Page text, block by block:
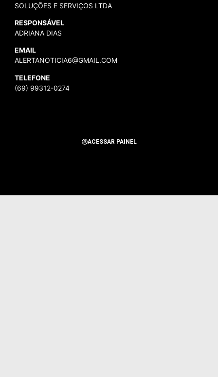
SOLUÇÕES E SERVIÇOS LTDA
RESPONSÁVEL
ADRIANA DIAS
EMAIL
ALERTANOTICIA6@GMAIL.COM
TELEFONE
(69) 99312-0274
ACESSAR PAINEL